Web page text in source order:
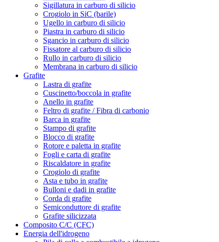
Sigillatura in carburo di silicio
Crogiolo in SiC (barile)
Ugello in carburo di silicio
Piastra in carburo di silicio
Sgancio in carburo di silicio
Fissatore al carburo di silicio
Rullo in carburo di silicio
Membrana in carburo di silicio
Grafite
Lastra di grafite
Cuscinetto/boccola in grafite
Anello in grafite
Feltro di grafite / Fibra di carbonio
Barca in grafite
Stampo di grafite
Blocco di grafite
Rotore e paletta in grafite
Fogli e carta di grafite
Riscaldatore in grafite
Crogiolo di grafite
Asta e tubo in grafite
Bulloni e dadi in grafite
Corda di grafite
Semiconduttore di grafite
Grafite silicizzata
Composito C/C (CFC)
Energia dell'idrogeno